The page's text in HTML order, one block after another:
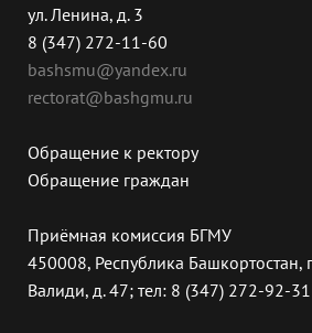
ул. Ленина, д. 3
8 (347) 272-11-60
bashsmu@yandex.ru
rectorat@bashgmu.ru
Обращение к ректору
Обращение граждан
Приёмная комиссия БГМУ
450008, Республика Башкортостан,
Валиди, д. 47; тел: 8 (347) 272-92-31